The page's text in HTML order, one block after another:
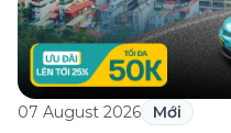
07 August 2026 Mới